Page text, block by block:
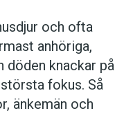
och ofta
anhöriga,
döden knackar på
fokus. Så
änkemän och